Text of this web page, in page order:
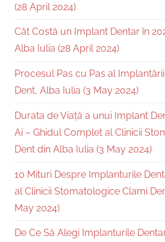
(28 April 2024)
Cât Costă un Implant Dentar în
Alba Iulia (28 April 2024)
Procesul Pas cu Pas al
Dent, Alba Iulia (3 May 2024)
Durata de Viață a unui Implant
Ai – Ghidul Complet al Clinicii
Dent din Alba Iulia (3 May 2024)
10 Mituri Despre Implanturile
al Clinicii Stomatologice Clami
May 2024)
De Ce Să Alegi Implanturile